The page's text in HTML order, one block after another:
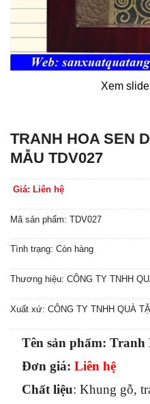
Xem
TRANH HOA SEN
MẪU TDV027
Giá: Liên hệ
Mã sản phẩm: TDV027
Tình trạng: Còn hàng
Thương hiệu: CÔNG TY TNHH
Xuất xứ: CÔNG TY TNHH QUÀ
Tên sản phẩm: Tranh
Đơn giá: Liên hệ
Chất liệu: Khung gỗ,